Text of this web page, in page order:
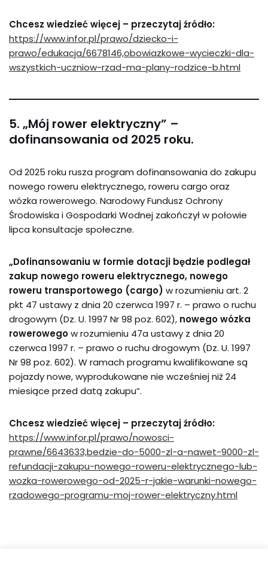
Chcesz wiedzieć więcej – przeczytaj źródło:
https://www.infor.pl/prawo/dziecko-i-
prawo/edukacja/6678146,obowiazkowe-wycieczki-dla-
wszystkich-uczniow-rzad-ma-plany-rodzice-b.html
5. „Mój rower elektryczny” –
dofinansowania od 2025 roku.
Od 2025 roku rusza program dofinansowania do zakupu
nowego roweru elektrycznego, roweru cargo oraz
wózka rowerowego. Narodowy Fundusz Ochrony
Środowiska i Gospodarki Wodnej zakończył w połowie
lipca konsultacje społeczne.
„Dofinansowaniu w formie dotacji będzie podlegał
zakup nowego roweru elektrycznego, nowego
roweru transportowego (cargo) w rozumieniu art. 2
pkt 47 ustawy z dnia 20 czerwca 1997 r. – prawo o ruchu
drogowym (Dz. U. 1997 Nr 98 poz. 602), nowego wózka
rowerowegow rozumieniu 47a ustawy z dnia 20
czerwca 1997 r. – prawo o ruchu drogowym (Dz. U. 1997
Nr 98 poz. 602). W ramach programu kwalifikowane są
pojazdy nowe, wyprodukowane nie wcześniej niż 24
miesiące przed datą zakupu”.
Chcesz wiedzieć więcej – przeczytaj źródło:
https://www.infor.pl/prawo/nowosci-
prawne/6643633,bedzie-do-5000-zl-a-nawet-9000-zl-
refundacji-zakupu-nowego-roweru-elektrycznego-lub-
wozka-rowerowego-od-2025-r-jakie-warunki-nowego-
rzadowego-programu-moj-rower-elektryczny.html